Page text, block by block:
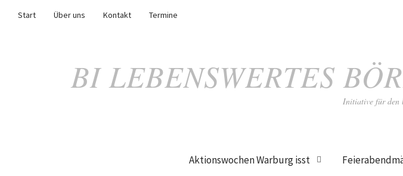
Start Über uns Kontakt Termine
BI LEBENSWERTES
Initiative für den
Aktionswochen Warburg isst